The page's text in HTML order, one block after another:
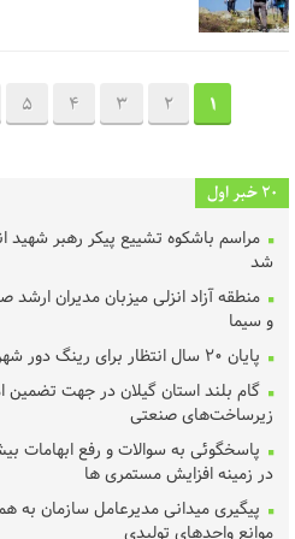
1
2
3
4
5
20 خبر اول
مراسم باشکوه تشییع پیکر رهبر شهید
شد
منطقه آزاد انزلی میزبان مدیران
و سیما
پایان ۲۰ سال انتظار برای رینگ دور شهر رشت
گام بلند استان گیلان در جهت تضمین
زیرساخت‌های صنعتی
در زمینه افزایش مستمری ها
پیگیری میدانی مدیرعامل سازمان به